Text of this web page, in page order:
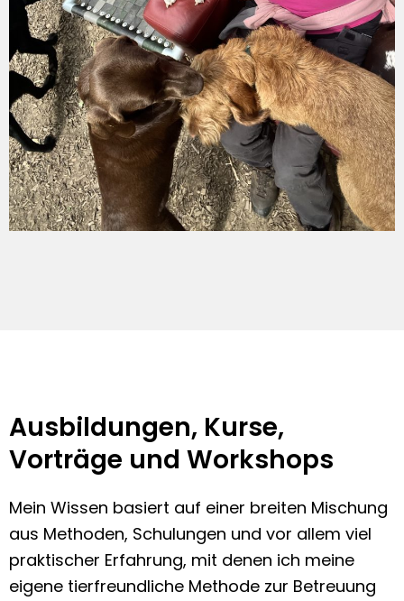
Ausbildungen, Kurse,
Vorträge und Workshops
Mein Wissen basiert auf einer breiten Mischung
aus Methoden, Schulungen und vor allem viel
praktischer Erfahrung, mit denen ich meine
eigene tierfreundliche Methode zur Betreuung